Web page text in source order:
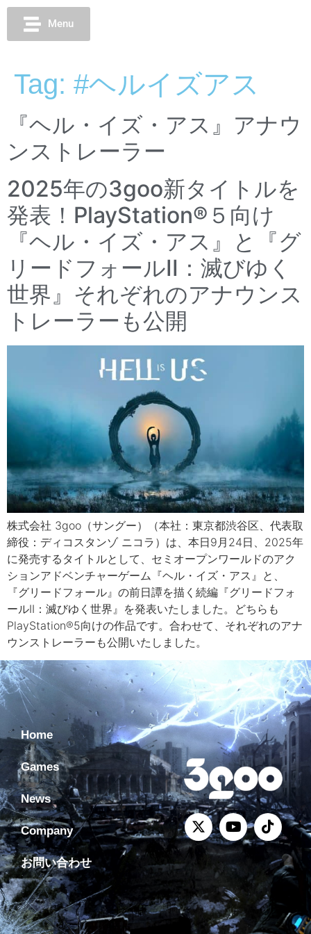
Menu
Tag: #ヘルイズアス
『ヘル・イズ・アス』アナウ
ンストレーラー
2025年の3goo新タイトルを
発表！PlayStation®５向け
『ヘル・イズ・アス』と『グ
リードフォールII：滅びゆく
世界』それぞれのアナウンス
トレーラーも公開
株式会社 3goo（サングー）（本社：東京都渋谷区、代表取
締役：ディコスタンゾ ニコラ）は、本日9月24日、2025年
に発売するタイトルとして、セミオープンワールドのアク
ションアドベンチャーゲーム『ヘル・イズ・アス』と、
『グリードフォール』の前日譚を描く続編『グリードフォ
ールII：滅びゆく世界』を発表いたしました。どちらも
PlayStation®5向けの作品です。合わせて、それぞれのアナ
ウンストレーラーも公開いたしました。
Home
Games
News
Company
お問い合わせ